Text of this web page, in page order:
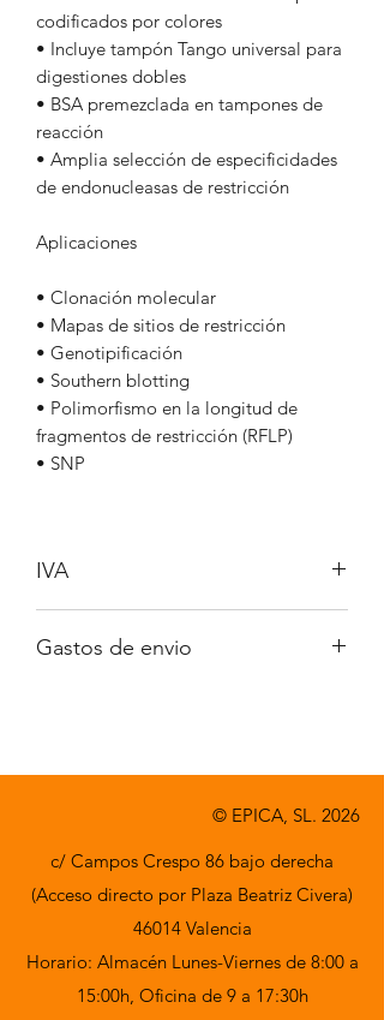
codificados por colores
• Incluye tampón Tango universal para
digestiones dobles
• BSA premezclada en tampones de
reacción
• Amplia selección de especificidades
de endonucleasas de restricción
Aplicaciones
• Clonación molecular
• Mapas de sitios de restricción
• Genotipificación
• Southern blotting
• Polimorfismo en la longitud de
fragmentos de restricción (RFLP)
• SNP
IVA
Gastos de envio
© EPICA, SL. 2026
c/ Campos Crespo 86 bajo derecha
(Acceso directo por Plaza Beatriz Civera)
46014 Valencia
Horario: Almacén Lunes-Viernes de 8:00 a
15:00h, Oficina de 9 a 17:30h